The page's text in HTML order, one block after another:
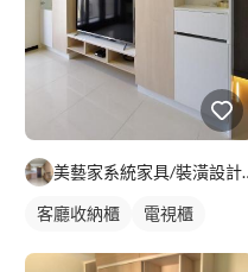
美藝家系
客廳收納櫃 電視櫃